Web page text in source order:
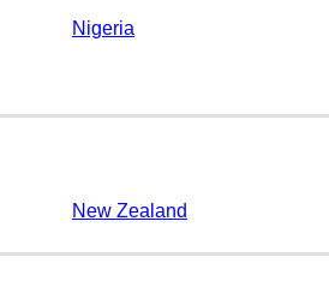
Nigeria
New Zealand